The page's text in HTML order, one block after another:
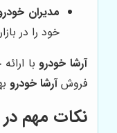
مدیران
خود را در
آرشا خودروبا
فروشآرشا خودرو
نکات مهم